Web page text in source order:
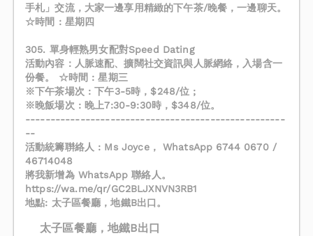
手札」交流，大家一邊享用精緻的下午茶/晚餐，一邊聊天。
☆時間 : 星期四
305. 單身輕熟男女配對Speed Dating
活動內容：人脈速配、擴闊社交資訊與人脈網絡，入場含一
份餐。 ☆時間 : 星期三
※下午茶場次 : 下午3-5時，$248/位 ;
※晚飯場次 : 晚上7:30-9:30時，$348/位。
----------------------------------------------------
--
​活動統籌聨絡人 : Ms Joyce， WhatsApp 6744 0670 /
46714048
將我新增為 WhatsApp 聯絡人。
https://wa.me/qr/GC2BLJXNVN3RB1
地點: 太子區餐廳，地鐵B出口。
太子區餐廳，地鐵B出口